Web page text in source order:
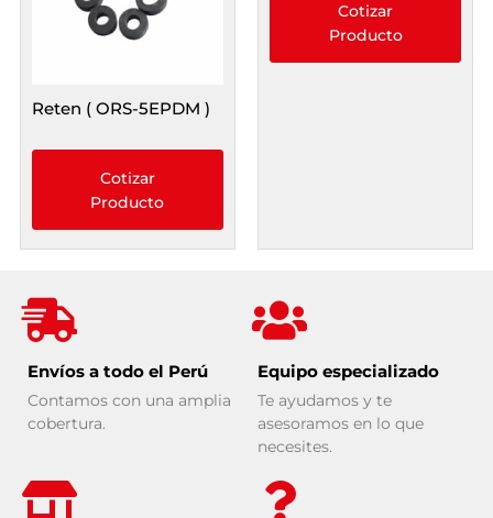
Reten ( ORS-5EPDM )
Cotizar
Producto
Cotizar
Producto
Envíos a todo el Perú
Contamos con una amplia
cobertura.
Equipo especializado
Te ayudamos y te
asesoramos en lo que
necesites.